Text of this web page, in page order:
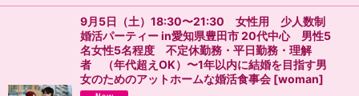
9月5日（土）18:30〜21:30 女性用 少人数制
婚活パーティー in愛知県豊田市 20代中心 男性5
名女性5名程度 不定休勤務・平日勤務・理解
者 （年代超えOK）〜1年以内に結婚を目指す男
女のためのアットホームな婚活食事会 [woman]